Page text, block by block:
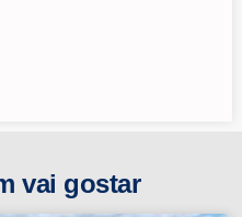
vai gostar